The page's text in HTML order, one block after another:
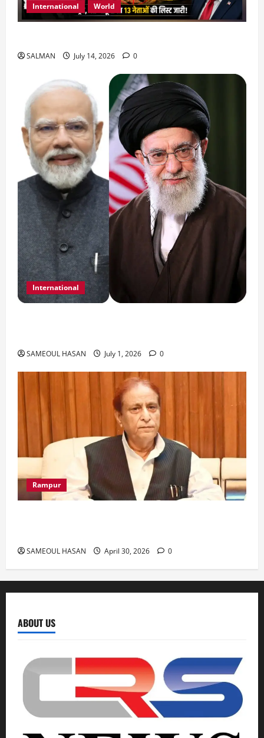
International World
SALMAN July 14, 2026 0
International
SAMEOUL HASAN July 1, 2026 0
Rampur
SAMEOUL HASAN April 30, 2026 0
ABOUT US